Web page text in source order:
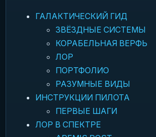
ГАЛАКТИЧЕСКИЙ ГИД
ЗВЁЗДНЫЕ СИСТЕМЫ
КОРАБЕЛЬНАЯ ВЕРФЬ
ЛОР
ПОРТФОЛИО
РАЗУМНЫЕ ВИДЫ
ИНСТРУКЦИИ ПИЛОТА
ПЕРВЫЕ ШАГИ
ЛОР В СПЕКТРЕ